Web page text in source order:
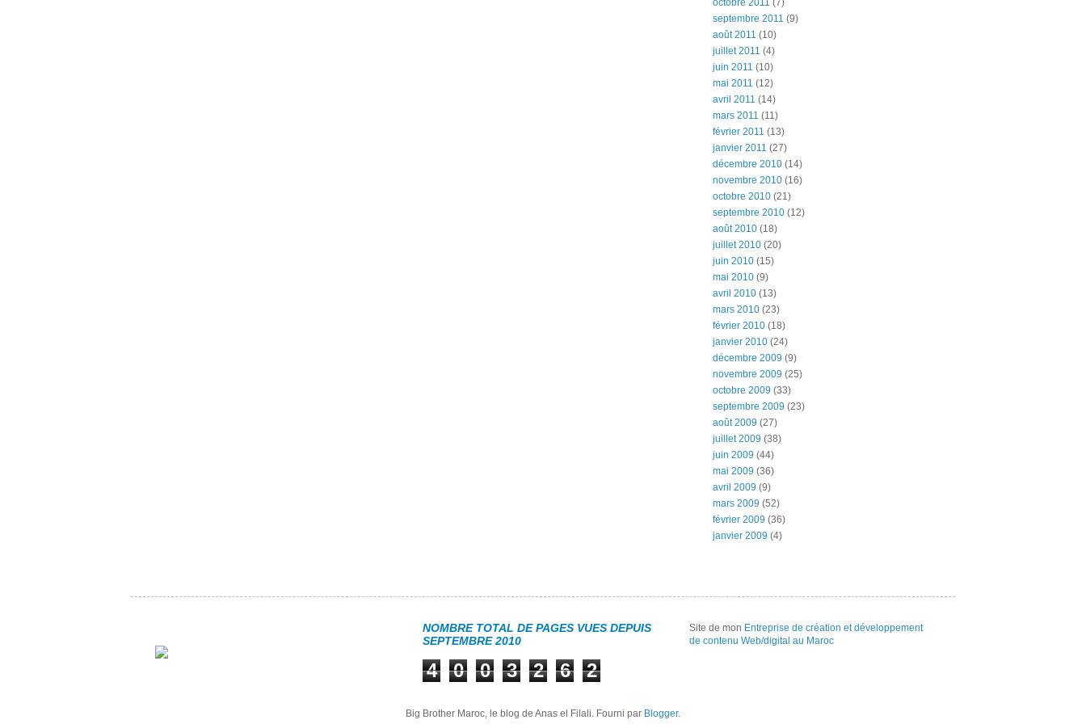
octobre 2011 (7)
septembre 2011 (9)
août 2011 (10)
juillet 2011 (4)
juin 2011 (10)
mai 2011 (12)
avril 2011 (14)
mars 2011 (11)
février 2011 (13)
janvier 2011 (27)
décembre 2010 (14)
novembre 2010 (16)
octobre 2010 (21)
septembre 2010 (12)
août 2010 (18)
juillet 2010 (20)
juin 2010 (15)
mai 2010 (9)
avril 2010 (13)
mars 2010 (23)
février 2010 (18)
janvier 2010 (24)
décembre 2009 (9)
novembre 2009 (25)
octobre 2009 (33)
septembre 2009 (23)
août 2009 (27)
juillet 2009 (38)
juin 2009 (44)
mai 2009 (36)
avril 2009 (9)
mars 2009 (52)
février 2009 (36)
janvier 2009 (4)
NOMBRE TOTAL DE PAGES VUES DEPUIS
SEPTEMBRE 2010
4 0 0 3 2 6 2
Site de mon Entreprise de création et développement
de contenu Web/digital au Maroc
Big Brother Maroc, le blog de Anas el Filali. Fourni par Blogger.